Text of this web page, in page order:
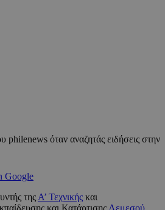
philenews όταν αναζητάς ειδήσεις στην
Google
της Α’ Τεχνικής και
και Κατάρτισης Λεμεσού